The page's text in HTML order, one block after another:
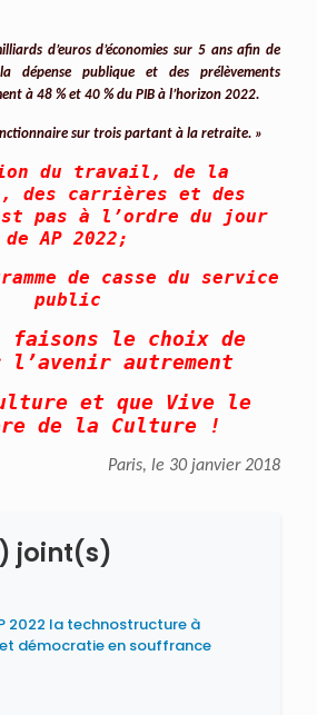
d’euros d’économies sur 5 ans afin de
dépense publique et des prélèvements
à 48 % et 40 % du PIB à l’horizon 2022.
sur trois partant à la retraite. »
du travail, de la
des carrières et des
pas à l’ordre du jour
de AP 2022;
de casse du service
public
faisons le choix de
l’avenir autrement
et que Vive le
de la Culture !
Paris, le 30 janvier 2018
joint(s)
2022 la technostructure à
démocratie en souffrance